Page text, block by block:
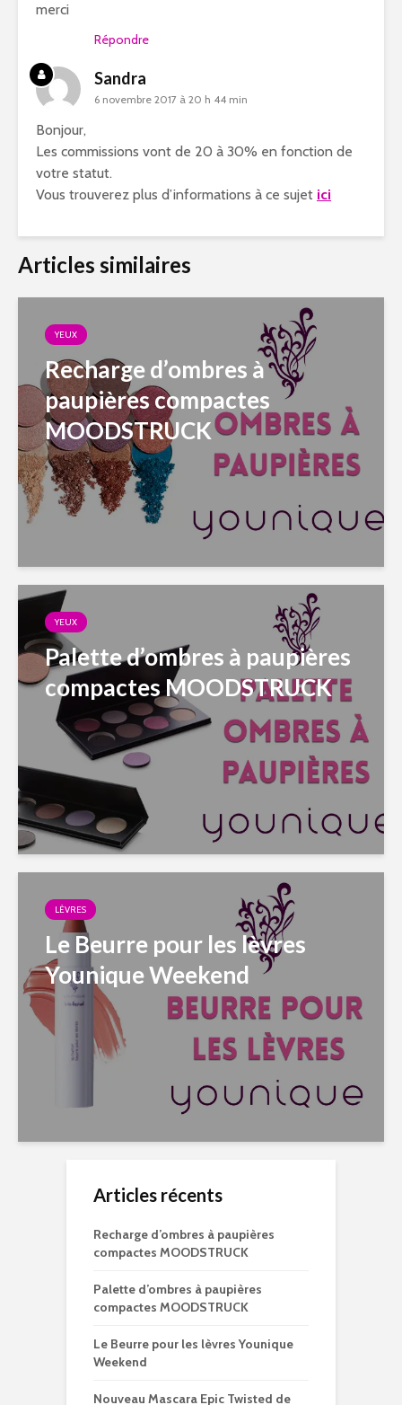
merci
Répondre
Sandra
6 novembre 2017 à 20 h 44 min
Bonjour,
Les commissions vont de 20 à 30% en fonction de
votre statut.
Vous trouverez plus d’informations à ce sujet ici
Articles similaires
YEUX
Recharge d’ombres à
paupières compactes
MOODSTRUCK
YEUX
Palette d’ombres à paupières
compactes MOODSTRUCK
LÈVRES
Le Beurre pour les lèvres
Younique Weekend
Articles récents
Recharge d’ombres à paupières
compactes MOODSTRUCK
Palette d’ombres à paupières
compactes MOODSTRUCK
Le Beurre pour les lèvres Younique
Weekend
Nouveau Mascara Epic Twisted de